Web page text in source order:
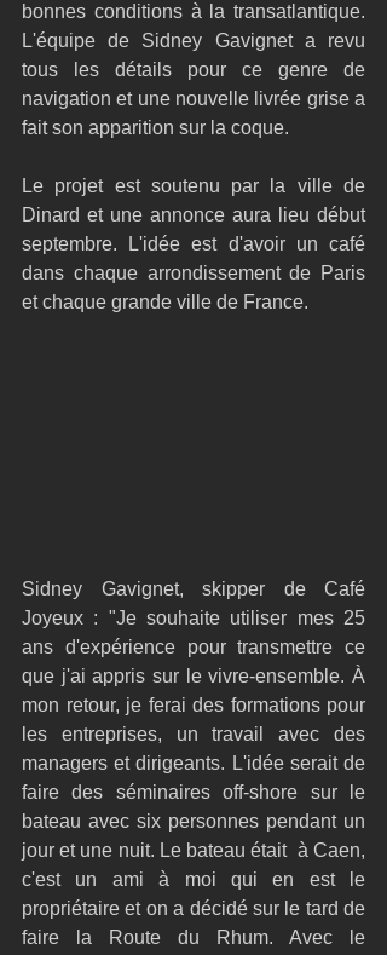
bonnes conditions à la transatlantique.
L'équipe de Sidney Gavignet a revu
tous les détails pour ce genre de
navigation et une nouvelle livrée grise a
fait son apparition sur la coque.
Le projet est soutenu par la ville de
Dinard et une annonce aura lieu début
septembre. L'idée est d'avoir un café
dans chaque arrondissement de Paris
et chaque grande ville de France.
Sidney Gavignet, skipper de Café
Joyeux : "Je souhaite utiliser mes 25
ans d'expérience pour transmettre ce
que j'ai appris sur le vivre-ensemble. À
mon retour, je ferai des formations pour
les entreprises, un travail avec des
managers et dirigeants. L'idée serait de
faire des séminaires off-shore sur le
bateau avec six personnes pendant un
jour et une nuit. Le bateau était  à Caen,
c'est un ami à moi qui en est le
propriétaire et on a décidé sur le tard de
faire la Route du Rhum. Avec le